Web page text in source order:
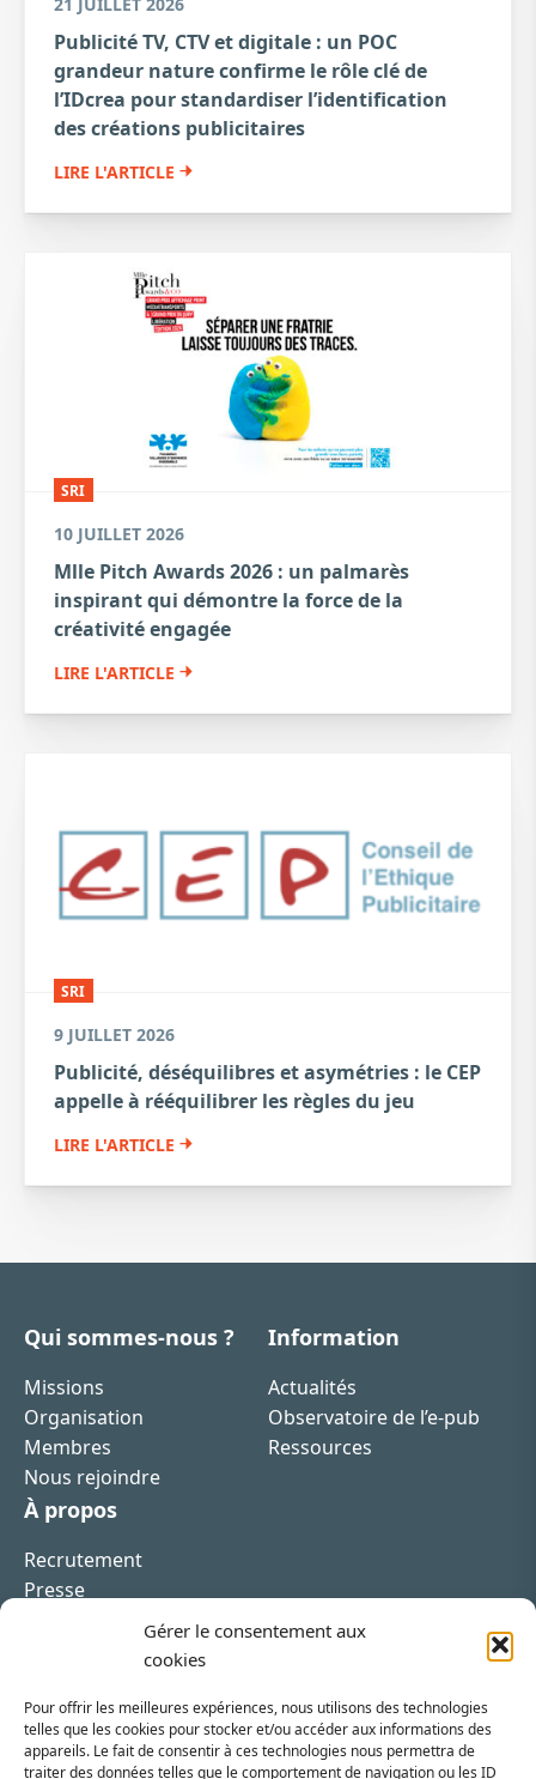
Gérer le consentement aux
cookies
Pour offrir les meilleures expériences, nous utilisons des technologies
telles que les cookies pour stocker et/ou accéder aux informations des
appareils. Le fait de consentir à ces technologies nous permettra de
traiter des données telles que le comportement de navigation ou les ID
21 JUILLET 2026
Publicité TV, CTV et digitale : un POC
grandeur nature confirme le rôle clé de
l’IDcrea pour standardiser l’identification
des créations publicitaires
LIRE L'ARTICLE
SRI
10 JUILLET 2026
Mlle Pitch Awards 2026 : un palmarès
inspirant qui démontre la force de la
créativité engagée
LIRE L'ARTICLE
SRI
9 JUILLET 2026
Publicité, déséquilibres et asymétries : le CEP
appelle à rééquilibrer les règles du jeu
LIRE L'ARTICLE
Qui sommes-nous ?
Missions
Organisation
Membres
Nous rejoindre
Information
Actualités
Observatoire de l’e-pub
Ressources
À propos
Recrutement
Presse
Inscrivez-vous à la newsletter